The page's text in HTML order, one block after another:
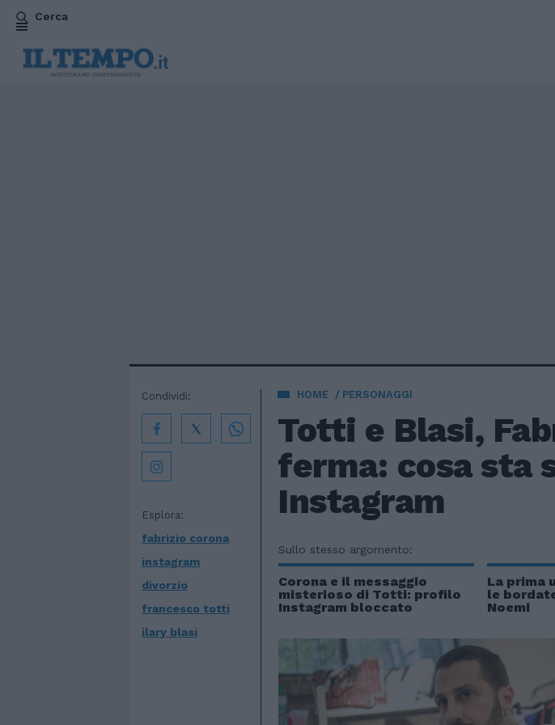
Cerca
HOME PERSONAGGI
Totti e Blasi,
ferma: cosa sta
Instagram
Esplora:
fabrizio corona
instagram
divorzio
francesco totti
ilary blasi
Condividi:
Sullo stesso argomento:
Corona e il messaggio
misterioso di Totti: profilo
Instagram bloccato
La prima
le
Noemi